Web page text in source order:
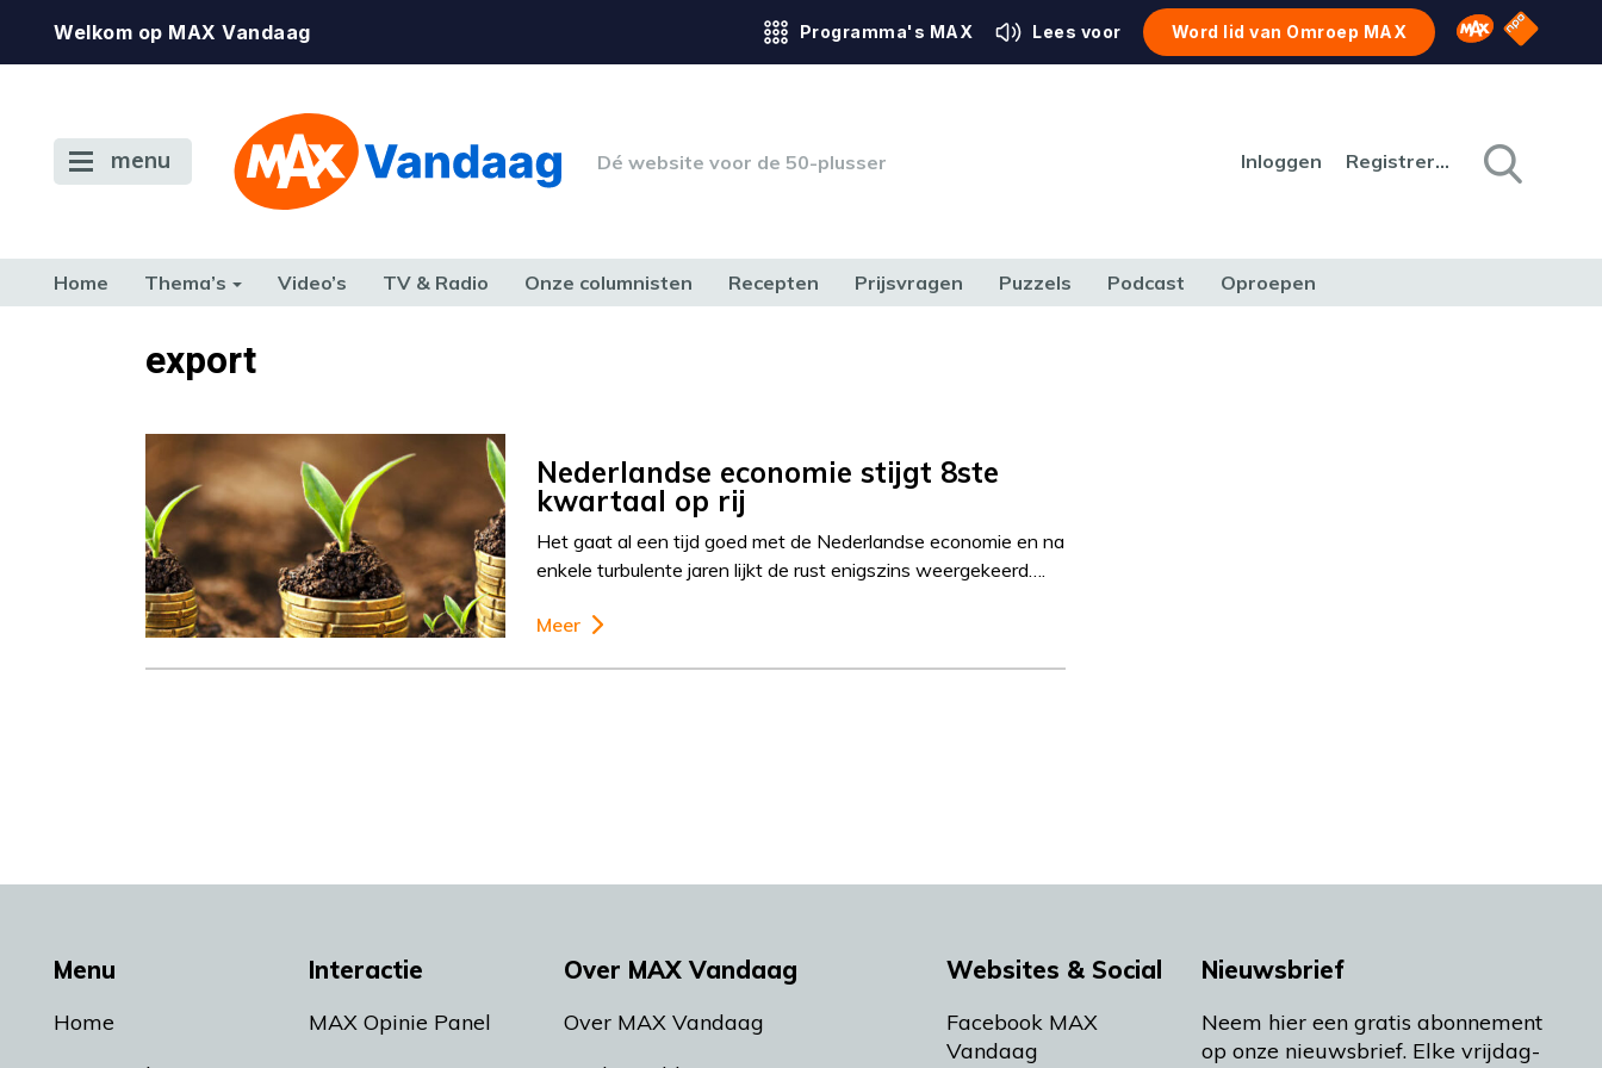
Welkom op MAX Vandaag Programma's MAX Lees voor Word lid van Omroep MAX Omroep MAX
NPO
menu Dé website voor de 50-plusser Inloggen Registreren
Home Thema’s Video’s TV & Radio Onze columnisten Recepten Prijsvragen Puzzels Podcast Oproepen
TERUG NAAR TOENexport
Nederlandse economie stijgt 8ste
kwartaal op rij
Het gaat al een tijd goed met de Nederlandse economie en na
enkele turbulente jaren lijkt de rust enigszins weergekeerd….
Meer
Menu
Home
Interactie
MAX Opinie Panel
Over MAX Vandaag
Over MAX Vandaag
Websites & Social
Facebook MAX
Vandaag
Nieuwsbrief
Neem hier een gratis abonnement
op onze nieuwsbrief. Elke vrijdag-